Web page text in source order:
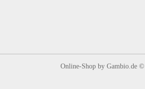
Online-Shopby Gambio.de ©